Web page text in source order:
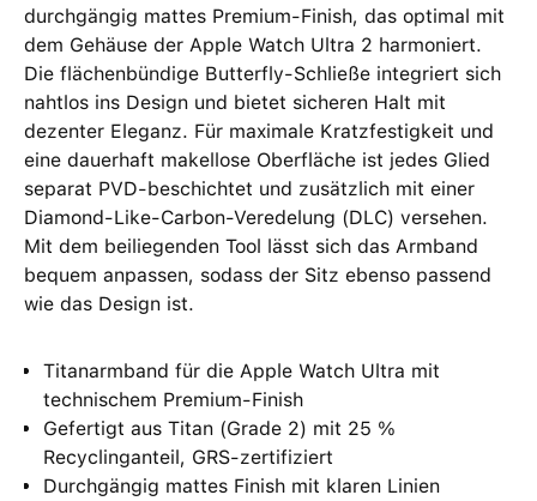
durchgängig mattes Premium-Finish, das optimal mit
dem Gehäuse der Apple Watch Ultra 2 harmoniert.
Die flächenbündige Butterfly-Schließe integriert sich
nahtlos ins Design und bietet sicheren Halt mit
dezenter Eleganz. Für maximale Kratzfestigkeit und
eine dauerhaft makellose Oberfläche ist jedes Glied
separat PVD-beschichtet und zusätzlich mit einer
Diamond-Like-Carbon-Veredelung (DLC) versehen.
Mit dem beiliegenden Tool lässt sich das Armband
bequem anpassen, sodass der Sitz ebenso passend
wie das Design ist.
Titanarmband für die Apple Watch Ultra mit
technischem Premium-Finish
Gefertigt aus Titan (Grade 2) mit 25 %
Recyclinganteil, GRS-zertifiziert
Durchgängig mattes Finish mit klaren Linien